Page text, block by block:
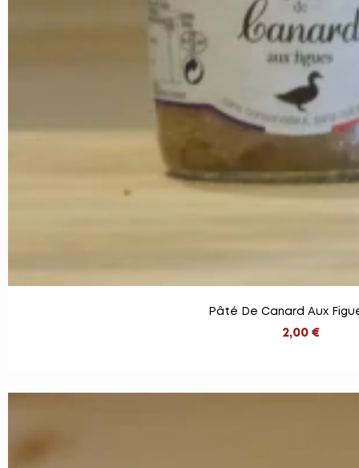
Pâté De Canard Aux
2,00 €